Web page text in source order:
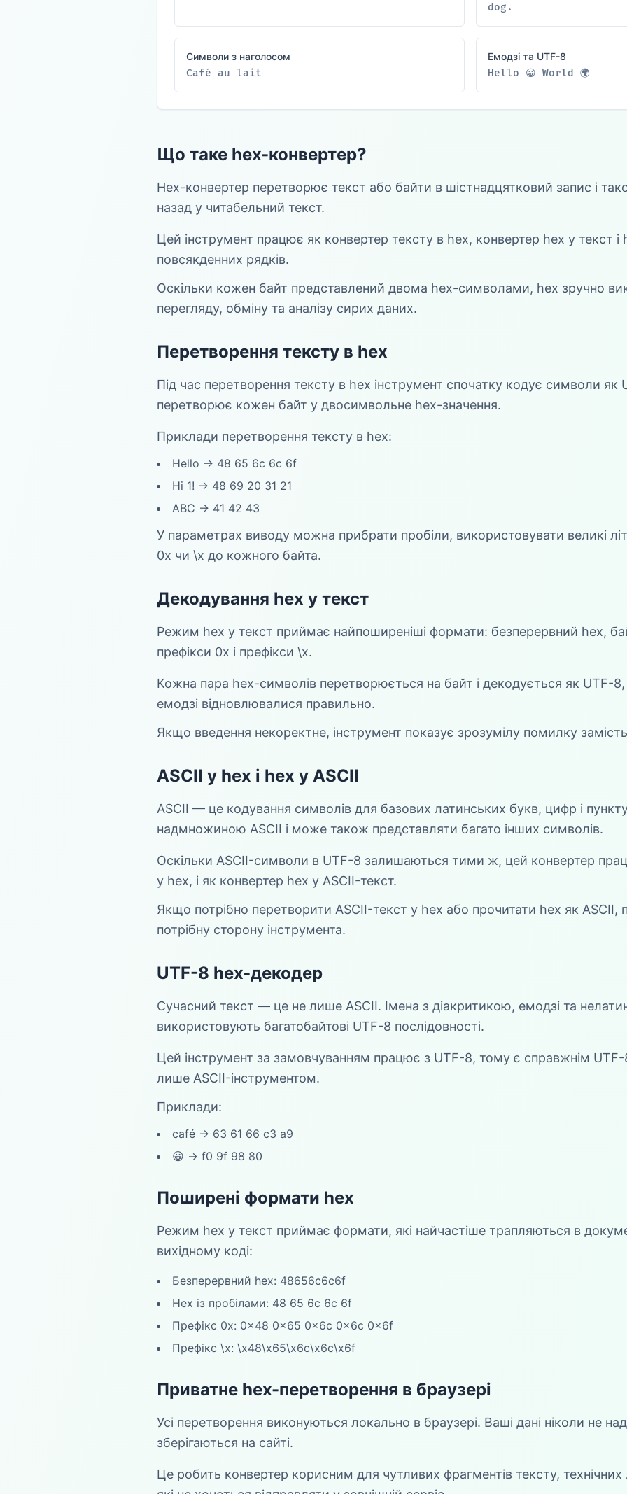
dog.
Символи з наголосом
Café au lait
Емодзі та UTF-8
Hello 😀 World 🌍
Що таке hex-конвертер?
Hex-конвертер перетворює текст або байти в шістнадцятковий запис і
назад у читабельний текст.
Цей інструмент працює як конвертер тексту в hex, конвертер hex у текст
повсякденних рядків.
Оскільки кожен байт представлений двома hex-символами, hex зручно
перегляду, обміну та аналізу сирих даних.
Перетворення тексту в hex
Під час перетворення тексту в hex інструмент спочатку кодує символи як
перетворює кожен байт у двосимвольне hex-значення.
Приклади перетворення тексту в hex:
Hello → 48 65 6c 6c 6f
Hi 1! → 48 69 20 31 21
ABC → 41 42 43
У параметрах виводу можна прибрати пробіли, використовувати великі
0x чи \x до кожного байта.
Декодування hex у текст
Режим hex у текст приймає найпоширеніші формати: безперервний hex,
префікси 0x і префікси \x.
Кожна пара hex-символів перетворюється на байт і декодується як UTF-
емодзі відновлювалися правильно.
Якщо введення некоректне, інструмент показує зрозумілу помилку
ASCII у hex і hex у ASCII
ASCII — це кодування символів для базових латинських букв, цифр і
надмножиною ASCII і може також представляти багато інших символів.
Оскільки ASCII-символи в UTF-8 залишаються тими ж, цей конвертер
у hex, і як конвертер hex у ASCII-текст.
Якщо потрібно перетворити ASCII-текст у hex або прочитати hex як ASCII,
потрібну сторону інструмента.
UTF-8 hex-декодер
Сучасний текст — це не лише ASCII. Імена з діакритикою, емодзі та
використовують багатобайтові UTF-8 послідовності.
Цей інструмент за замовчуванням працює з UTF-8, тому є справжнім
лише ASCII-інструментом.
Приклади:
café → 63 61 66 c3 a9
😀 → f0 9f 98 80
Поширені формати hex
Режим hex у текст приймає формати, які найчастіше трапляються в
вихідному коді:
Безперервний hex: 48656c6c6f
Hex із пробілами: 48 65 6c 6c 6f
Префікс 0x: 0x48 0x65 0x6c 0x6c 0x6f
Префікс \x: \x48\x65\x6c\x6c\x6f
Приватне hex-перетворення в браузері
Усі перетворення виконуються локально в браузері. Ваші дані ніколи не
зберігаються на сайті.
Це робить конвертер корисним для чутливих фрагментів тексту,